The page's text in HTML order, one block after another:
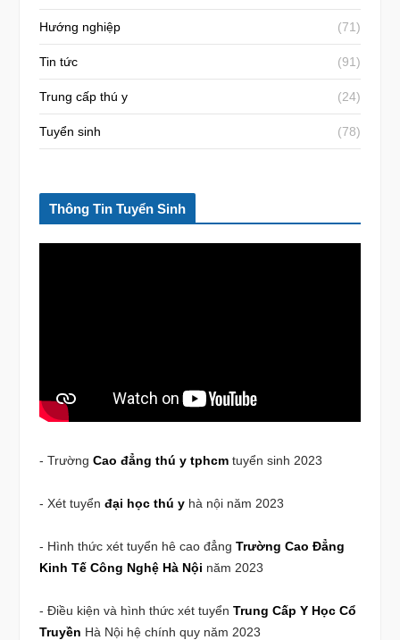
Hướng nghiệp (71)
Tin tức (91)
Trung cấp thú y (24)
Tuyển sinh (78)
Thông Tin Tuyển Sinh
- Trường Cao đẳng thú y tphcm tuyển sinh 2023
- Xét tuyển đại học thú y hà nội năm 2023
- Hình thức xét tuyển hê cao đẳng Trường Cao Đẳng
Kinh Tế Công Nghệ Hà Nội năm 2023
- Điều kiện và hình thức xét tuyển Trung Cấp Y Học Cổ
Truyền Hà Nội hệ chính quy năm 2023